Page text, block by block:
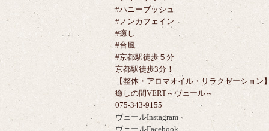
#ハニーブッシュ
#ノンカフェイン
#癒し
#台風
#京都駅徒歩５分
京都駅徒歩3分！
【整体・アロマオイル・リラクゼーション
癒しの間VERT～ヴェール～
075-343-9155
ヴェールInstagram
ヴェールFacebook